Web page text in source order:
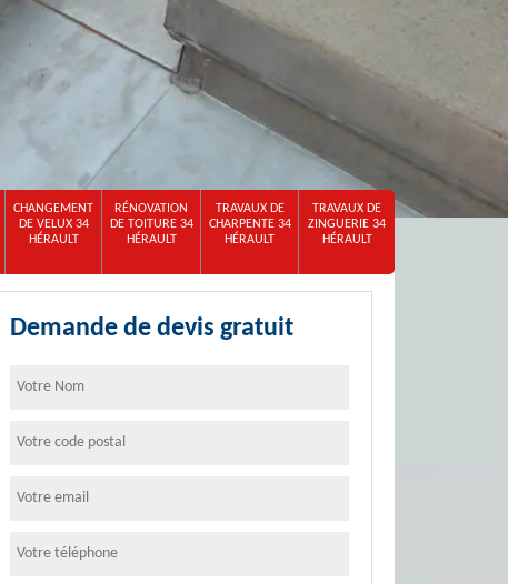
CHANGEMENT
DE VELUX 34
HÉRAULT
RÉNOVATION
DE TOITURE 34
HÉRAULT
TRAVAUX DE
CHARPENTE 34
HÉRAULT
TRAVAUX DE
ZINGUERIE 34
HÉRAULT
Demande de devis gratuit